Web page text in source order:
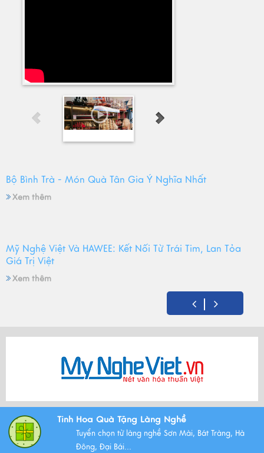
Bộ Bình Trà - Món Quà Tân Gia Ý Nghĩa Nhất
Xem thêm
Mỹ Nghệ Việt Và HAWEE: Kết Nối Từ Trái Tim, Lan Tỏa
Giá Trị Việt
Xem thêm
Bộ Tam Sự Là Gì ? Bộ Tam Sự Có Ý Nghĩa Như Thế Nào
Trong Văn Hóa Thờ Cúng?
Xem thêm
Tinh Hoa Quà Tặng Làng Nghề
Tuyển chọn từ làng nghề Sơn Mài, Bát Tràng, Hà
Đông, Đại Bái...